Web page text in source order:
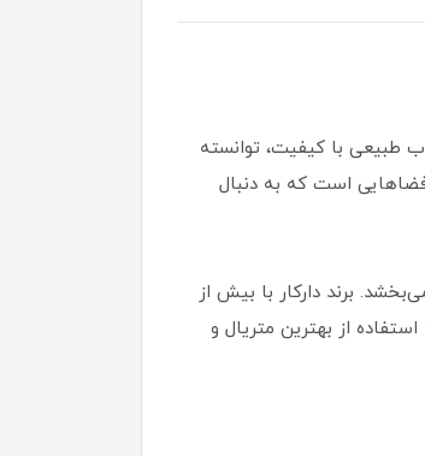
طبیعی با کیفیت، توانسته
۴۵ سانتیمتر، انتخاب‌ای ایده‌آل برای فضاهایی است که به دنبال
برند دارکار با بیش از
از بهترین متریال و